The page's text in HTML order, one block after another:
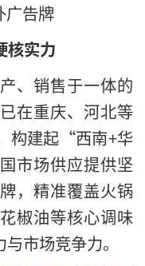
广告牌
核实力
、销售于一体的
在重庆、河北等
构建起“西南+华
市场供应提供坚
，精准覆盖火锅
椒油等核心调味
市场竞争力。